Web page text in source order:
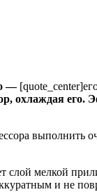
—
охлаждая
слой мелкой
и не